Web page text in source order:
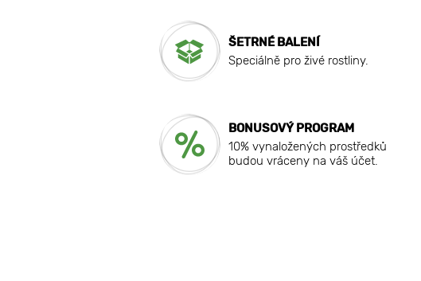
ŠETRNÉ BALENÍ
Speciálně pro živé rostliny.
BONUSOVÝ PROGRAM
10% vynaložených prostředků
budou vráceny na váš účet.